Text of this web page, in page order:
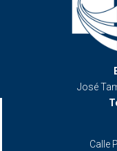
José
Calle